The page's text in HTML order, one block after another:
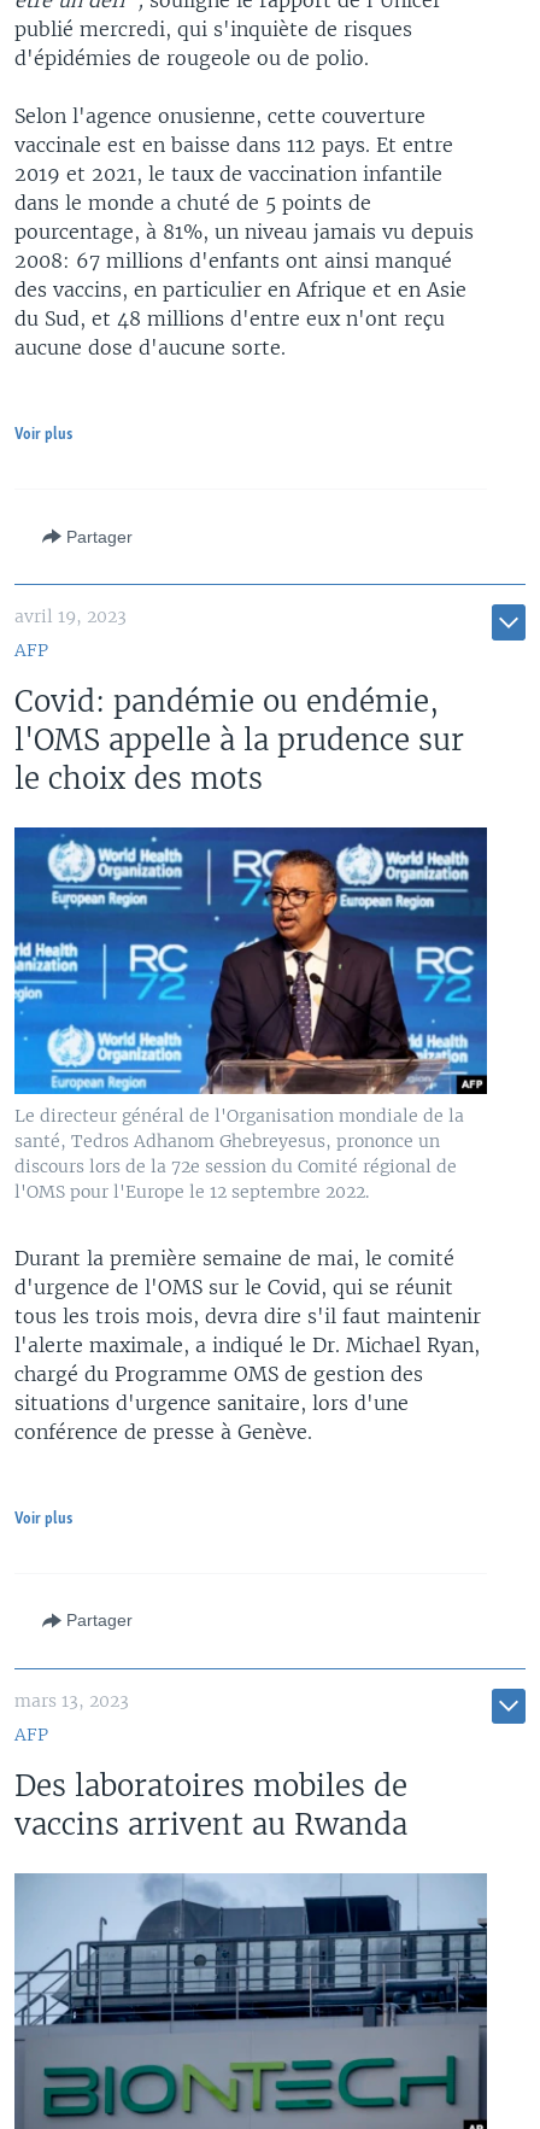
publié mercredi, qui s'inquiète de risques
d'épidémies de rougeole ou de polio.
Selon l'agence onusienne, cette couverture
vaccinale est en baisse dans 112 pays. Et entre
2019 et 2021, le taux de vaccination infantile
dans le monde a chuté de 5 points de
pourcentage, à 81%, un niveau jamais vu depuis
2008: 67 millions d'enfants ont ainsi manqué
des vaccins, en particulier en Afrique et en Asie
du Sud, et 48 millions d'entre eux n'ont reçu
aucune dose d'aucune sorte.
Voir plus
Partager
avril 19, 2023
AFP
Covid: pandémie ou endémie,
l'OMS appelle à la prudence sur
le choix des mots
Le directeur général de l'Organisation mondiale de la
santé, Tedros Adhanom Ghebreyesus, prononce un
discours lors de la 72e session du Comité régional de
l'OMS pour l'Europe le 12 septembre 2022.
Durant la première semaine de mai, le comité
d'urgence de l'OMS sur le Covid, qui se réunit
tous les trois mois, devra dire s'il faut maintenir
l'alerte maximale, a indiqué le Dr. Michael Ryan,
chargé du Programme OMS de gestion des
situations d'urgence sanitaire, lors d'une
conférence de presse à Genève.
Voir plus
Partager
mars 13, 2023
AFP
Des laboratoires mobiles de
vaccins arrivent au Rwanda